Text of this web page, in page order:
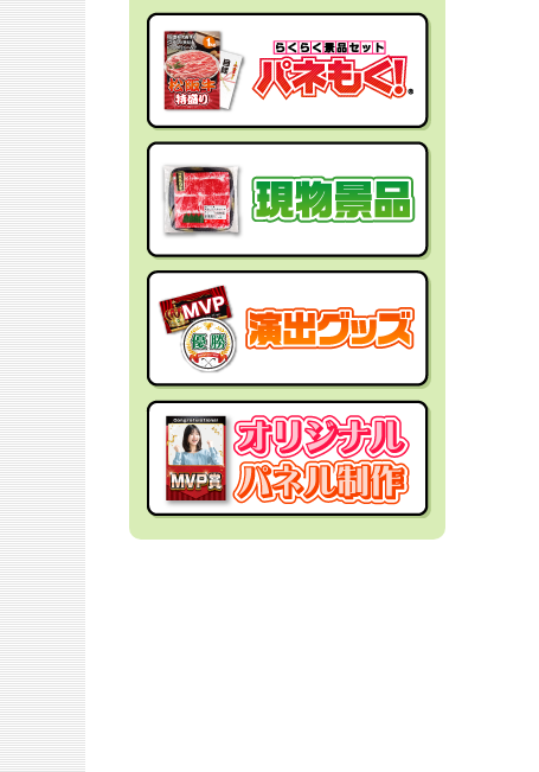
スペシャルプライス
迷った時にはコレ！
盛り上げたい時はコレ！
面白・変わった景品
金運アップ！？景品
男性向け景品
女性向け景品
ビンゴ景品
宴会の景品
社内表彰の景品
社内イベントの景品
福利厚生・インセンティブ
結婚式の景品
忘年会の景品